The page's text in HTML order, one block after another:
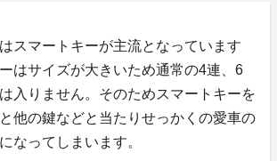
スマートキーが主流となっています
はサイズが大きいため通常の4連、6
入りません。そのためスマートキーを
他の鍵などと当たりせっかくの愛車の
なってしまいます。